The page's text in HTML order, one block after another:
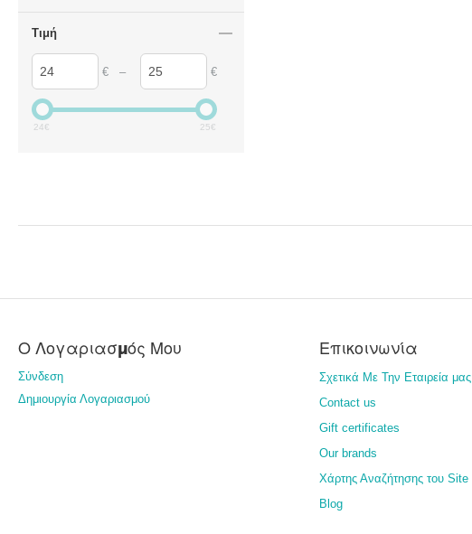
Τιμή
€ – €
24€ 25€
Ο Λογαριασμός Μου
Σύνδεση
Δημιουργία Λογαριασμού
Επικοινωνία
Σχετικά Με Την Εταιρεία μας
Contact us
Gift certificates
Our brands
Χάρτης Αναζήτησης του Site
Blog